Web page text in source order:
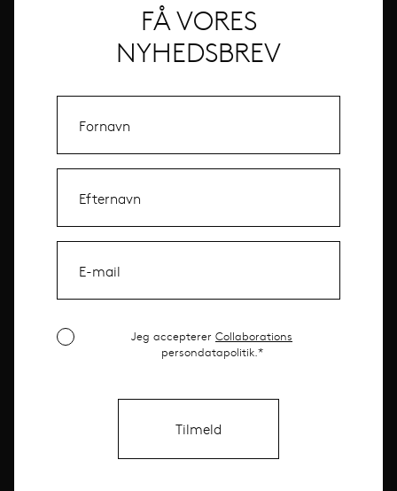
FÅ VORES
NYHEDSBREV
Jeg accepterer Collaborations
persondatapolitik.*